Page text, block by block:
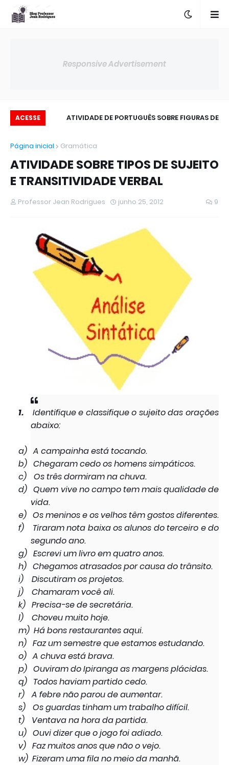
Responsive Advertisement
ACESSE
ATIVIDADE DE PORTUGUÊS SOBRE FIGURAS DE
VARIAÇÃO
Página inicial
Gramática
ATIVIDADE SOBRE TIPOS DE SUJEITO
E TRANSITIVIDADE VERBAL
Professor Jean Rodrigues junho 25, 2012 9
1.
Identifique e classifique o sujeito das orações
abaixo:
a) A campainha está tocando.
b) Chegaram cedo os homens simpáticos.
c)
Os três dormiram na chuva.
d) Quem vive no campo tem mais qualidade de
vida.
e) Os meninos e os velhos têm gostos diferentes.
f)
Tiraram nota baixa os alunos do terceiro e do
segundo ano.
g) Escrevi um livro em quatro anos.
h) Chegamos atrasados por causa do trânsito.
i)
Discutiram os projetos.
j)
Chamaram você ali.
k) Precisa-se de secretária.
l)
Choveu muito hoje.
m) Há bons restaurantes aqui.
n) Faz um semestre que estamos estudando.
o) A chuva está brava.
p) Ouviram do Ipiranga as margens plácidas.
q) Todos haviam partido cedo.
r)
A febre não parou de aumentar.
s)
Os guardas tinham um trabalho difícil.
t)
Ventava na hora da partida.
u) Ouvi dizer que o jogo foi adiado.
v) Faz muitos anos que não o vejo.
w) Fizeram uma fila no meio da manhã.